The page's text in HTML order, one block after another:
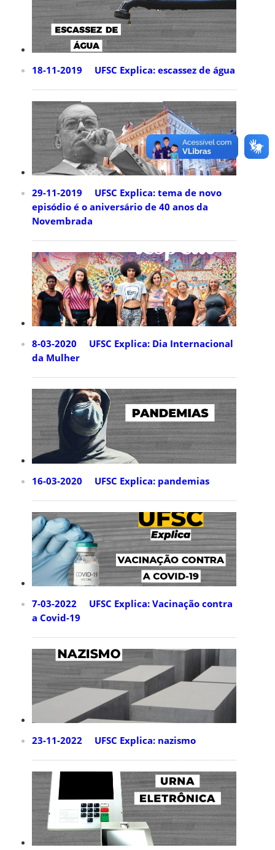
18-11-2019 UFSC Explica: escassez de água
29-11-2019 UFSC Explica: tema de novo
episódio é o aniversário de 40 anos da
Novembrada
8-03-2020 UFSC Explica: Dia Internacional
da Mulher
16-03-2020 UFSC Explica: pandemias
7-03-2022 UFSC Explica: Vacinação contra
a Covid-19
23-11-2022 UFSC Explica: nazismo